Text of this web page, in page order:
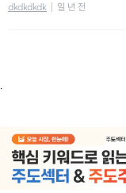
dkdkdkdk 일 년 전
.